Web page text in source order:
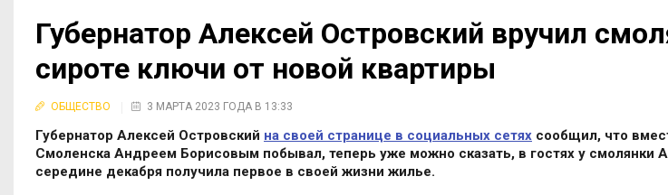
Губернатор Алексей Островский вручил
сироте ключи от новой квартиры
ОБЩЕСТВО 3 МАРТА 2023 ГОДА В 13:33
Губернатор Алексей Островский на своей странице в социальных сетях сообщил, что
Смоленска Андреем Борисовым побывал, теперь уже можно сказать, в гостях у смолянки
середине декабря получила первое в своей жизни жилье.